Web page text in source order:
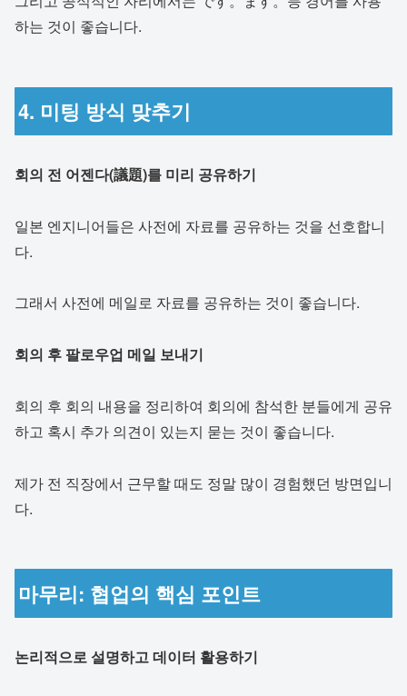
하는 것이 좋습니다.
4. 미팅 방식 맞추기
회의 전 어젠다(議題)를 미리 공유하기
일본 엔지니어들은 사전에 자료를 공유하는 것을 선호합니
다.
그래서 사전에 메일로 자료를 공유하는 것이 좋습니다.
회의 후 팔로우업 메일 보내기
회의 후 회의 내용을 정리하여 회의에 참석한 분들에게 공유
하고 혹시 추가 의견이 있는지 묻는 것이 좋습니다.
제가 전 직장에서 근무할 때도 정말 많이 경험했던 방면입니
다.
마무리: 협업의 핵심 포인트
논리적으로 설명하고 데이터 활용하기